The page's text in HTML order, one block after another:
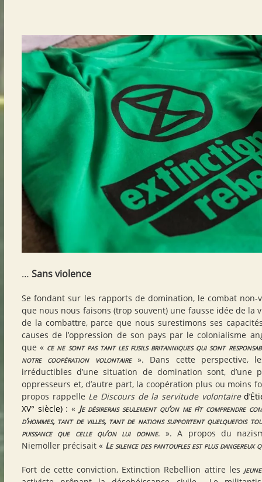
… Sans violence
Se fondant sur les rapports de domination, le combat
que nous nous faisons (trop souvent) une fausse idée de la
de la combattre, parce que nous surestimons ses
causes de l’oppression de son pays par le colonialisme
que « ce ne sont pas tant les fusils britanniques qui sont
notre coopération volontaire». Dans cette perspective,
irréductibles d’une situation de domination sont, d’une
oppresseurs et, d’autre part, la coopération plus ou moins
propos rappelle LeDiscours de la servitude volontaire d’
XV° siècle): « Je désirerais seulement qu’on me fît comprendre
d’hommes, tant de villes, tant de nations supportent quelquefois
puissance que celle qu’on lui donne. ». A propos du
Niemöller précisait « Le silence des pantoufles est plus
Fort de cette conviction, Extinction Rebellion attire les